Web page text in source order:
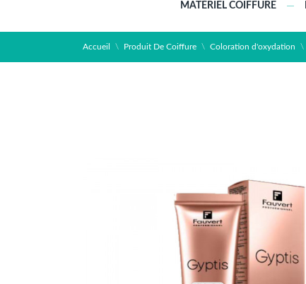
MATÉRIEL COIFFURE
Accueil Produit De Coiffure Coloration d'oxydation